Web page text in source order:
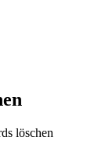
löschen